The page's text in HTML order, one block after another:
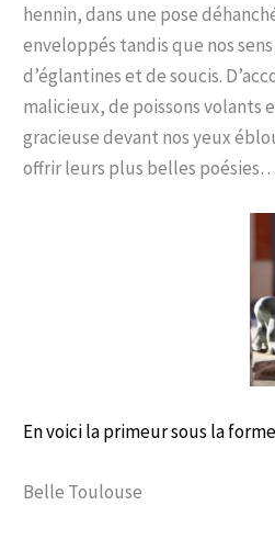
hennin, dans une pose
enveloppés tandis que nos
d’églantines et de soucis.
malicieux, de poissons
gracieuse devant nos yeux
offrir leurs plus belles poésies…
En voici la primeur sous la
Belle Toulouse